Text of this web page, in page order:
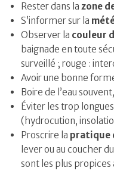
Rester dans la zone
S’informer sur la
Observer la couleur
baignade en toute
surveillé ; rouge :
Avoir une bonne
Boire de l’eau
Éviter les trop
(hydrocution,
Proscrire la pratique
lever ou au coucher
sont les plus propices